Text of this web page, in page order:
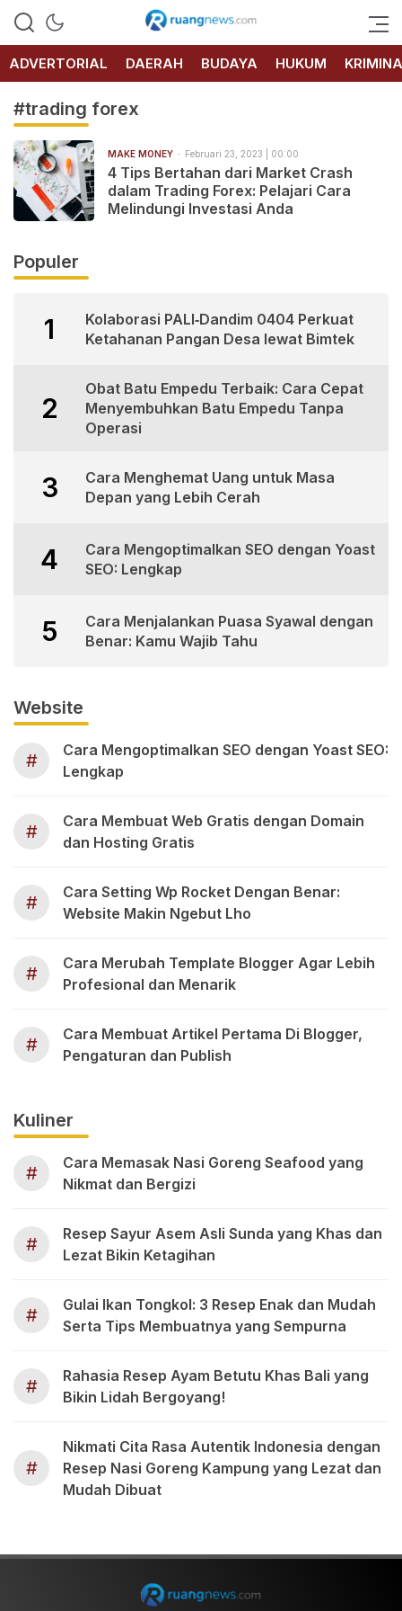
RUANG
NEWS
ADVERTORIAL
DAERAH BUDAYA HUKUM
#trading forex
MAKE MONEY Februari 23, 2023 | 00:00
4 Tips Bertahan dari Market Crash
dalam Trading Forex: Pelajari Cara
Melindungi Investasi Anda
Populer
1
Kolaborasi PALI‑Dandim 0404 Perkuat
Ketahanan Pangan Desa lewat Bimtek
2
Obat Batu Empedu Terbaik: Cara Cepat
Menyembuhkan Batu Empedu Tanpa
Operasi
3
Cara Menghemat Uang untuk Masa
Depan yang Lebih Cerah
4
Cara Mengoptimalkan SEO dengan Yoast
SEO: Lengkap
5
Cara Menjalankan Puasa Syawal dengan
Benar: Kamu Wajib Tahu
Website
#
Cara Mengoptimalkan SEO dengan Yoast SEO:
Lengkap
#
Cara Membuat Web Gratis dengan Domain
dan Hosting Gratis
#
Cara Setting Wp Rocket Dengan Benar:
Website Makin Ngebut Lho
#
Cara Merubah Template Blogger Agar Lebih
Profesional dan Menarik
#
Cara Membuat Artikel Pertama Di Blogger,
Pengaturan dan Publish
Kuliner
#
Cara Memasak Nasi Goreng Seafood yang
Nikmat dan Bergizi
#
Resep Sayur Asem Asli Sunda yang Khas dan
Lezat Bikin Ketagihan
#
Gulai Ikan Tongkol: 3 Resep Enak dan Mudah
Serta Tips Membuatnya yang Sempurna
#
Rahasia Resep Ayam Betutu Khas Bali yang
Bikin Lidah Bergoyang!
#
Nikmati Cita Rasa Autentik Indonesia dengan
Resep Nasi Goreng Kampung yang Lezat dan
Mudah Dibuat